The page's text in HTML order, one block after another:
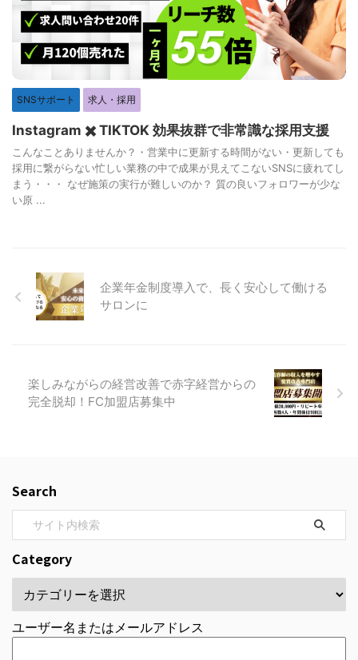
SNSサポート 求人・採用
Instagram ✖️ TIKTOK 効果抜群で非常識な採用支援
こんなことありませんか？・営業中に更新する時間がない・更新しても
採用に繋がらない忙しい業務の中で成果が見えてこないSNSに疲れてし
まう・・・ なぜ施策の実行が難しいのか？ 質の良いフォロワーが少な
い原 ...
企業年金制度導入で、長く安心して働ける
サロンに
楽しみながらの経営改善で赤字経営からの
完全脱却！FC加盟店募集中
Search
Category
ユーザー名またはメールアドレス